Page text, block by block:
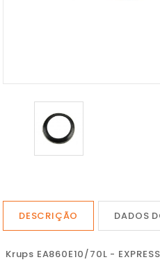
DESCRIÇÃO DADOS
Krups EA860E10/70L -